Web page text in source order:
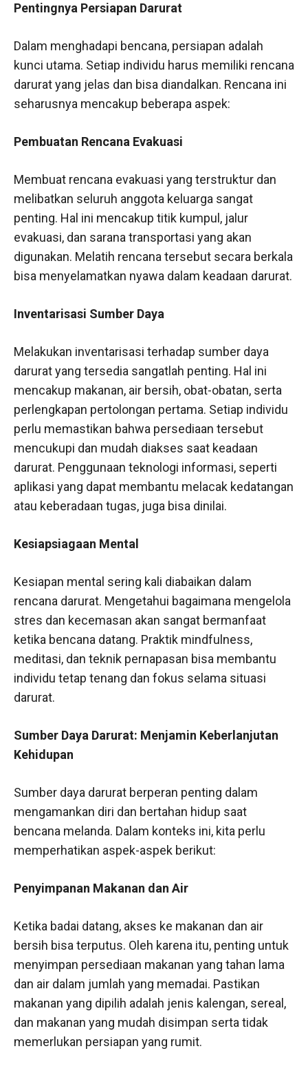
Pentingnya Persiapan Darurat
Dalam menghadapi bencana, persiapan adalah
kunci utama. Setiap individu harus memiliki rencana
darurat yang jelas dan bisa diandalkan. Rencana ini
seharusnya mencakup beberapa aspek:
Pembuatan Rencana Evakuasi
Membuat rencana evakuasi yang terstruktur dan
melibatkan seluruh anggota keluarga sangat
penting. Hal ini mencakup titik kumpul, jalur
evakuasi, dan sarana transportasi yang akan
digunakan. Melatih rencana tersebut secara berkala
bisa menyelamatkan nyawa dalam keadaan darurat.
Inventarisasi Sumber Daya
Melakukan inventarisasi terhadap sumber daya
darurat yang tersedia sangatlah penting. Hal ini
mencakup makanan, air bersih, obat-obatan, serta
perlengkapan pertolongan pertama. Setiap individu
perlu memastikan bahwa persediaan tersebut
mencukupi dan mudah diakses saat keadaan
darurat. Penggunaan teknologi informasi, seperti
aplikasi yang dapat membantu melacak kedatangan
atau keberadaan tugas, juga bisa dinilai.
Kesiapsiagaan Mental
Kesiapan mental sering kali diabaikan dalam
rencana darurat. Mengetahui bagaimana mengelola
stres dan kecemasan akan sangat bermanfaat
ketika bencana datang. Praktik mindfulness,
meditasi, dan teknik pernapasan bisa membantu
individu tetap tenang dan fokus selama situasi
darurat.
Sumber Daya Darurat: Menjamin Keberlanjutan
Kehidupan
Sumber daya darurat berperan penting dalam
mengamankan diri dan bertahan hidup saat
bencana melanda. Dalam konteks ini, kita perlu
memperhatikan aspek-aspek berikut:
Penyimpanan Makanan dan Air
Ketika badai datang, akses ke makanan dan air
bersih bisa terputus. Oleh karena itu, penting untuk
menyimpan persediaan makanan yang tahan lama
dan air dalam jumlah yang memadai. Pastikan
makanan yang dipilih adalah jenis kalengan, sereal,
dan makanan yang mudah disimpan serta tidak
memerlukan persiapan yang rumit.